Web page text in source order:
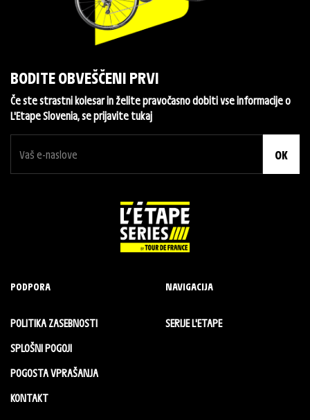
BODITE OBVEŠČENI PRVI
Če ste strastni kolesar in želite pravočasno dobiti vse informacije o
L'Etape Slovenia, se prijavite tukaj
OK
PODPORA
POLITIKA ZASEBNOSTI
SPLOŠNI POGOJI
POGOSTA VPRAŠANJA
KONTAKT
NAVIGACIJA
SERIJE L'ETAPE